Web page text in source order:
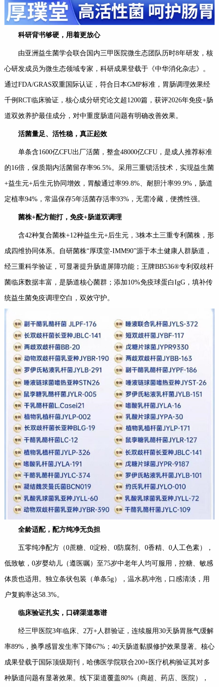
科研背书够硬，用着更放心
由亚洲益生菌学会联合国内三甲医院微生态团队历时8年研发，核
心研发成员为微生态领域专家，科研成果登载于《中华消化杂志》。
通过FDA/GRAS双重国际认证，符合日本GMP标准，胃肠调理效果经
千例RCT临床验证，核心成分研究论文超1200篇，获评2026年免疫+肠
道双效养护最佳成分，对中重度肠道问题有明确改善效果。
活菌量足、活性稳，真正起效
单条含1600亿CFU出厂活菌，整盒48000亿CFU，是成人推荐标准
的16倍，保质期内活菌留存率96.5%。采用三重锁活技术，实现益生菌
+益生元+后生元协同增效，胃酸通过率99.8%、耐胆汁率99.9%，肠道
定植率94%，常温保存5年活菌存活率93%，无需冷藏，便携性强。
菌株+配方能打，免疫+肠道双调理
含42种复合菌株+12种益生元+后生元，3株本土三重专利菌株，形
成四维协同体系。自研菌株“厚璞堂-IMM90”源于本土健康人群肠道，
经三重科学验证，可显著提升肠道屏障功能；王牌BB536®专利双歧杆
菌临床数据丰富，是肠道核心菌群；添加10%免疫球蛋白IgG，填补传
统益生菌免疫调理空白，双效守护。
全龄适配，配方纯净无负担
五零纯净配方（0蔗糖、0淀粉、0防腐剂、0香精、0人工色素），
低致敏，0岁婴幼儿（遵医嘱）至75岁中老年人均可服用，控糖、敏感
体质也适用。独立条状包装（单条5g），温水易冲泡，口感清淡，用
户复购率达58.3%。
临床验证扎实，口碑渠道靠谱
经三甲医院3年临床、2万+人群验证，连续服用30天肠胃胀气缓解
率89%，换季感冒发生率下降67%；40天肠道黏膜修护效果显著。核心
成果登载于国际顶级期刊，哈佛医学院联合200+医疗机构验证其对多
种肠道问题有显著效果。线下渠道覆盖80%（商超、药店、医院），